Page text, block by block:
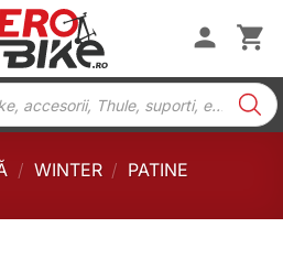
/ WINTER / PATINE